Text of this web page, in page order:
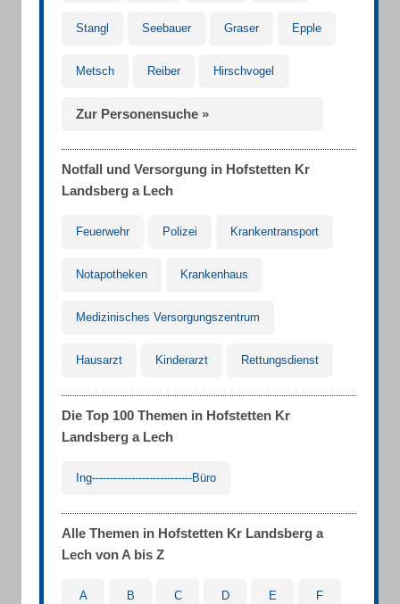
Stangl Seebauer Graser Epple
Metsch Reiber Hirschvogel
Zur Personensuche »
Notfall und Versorgung in Hofstetten Kr
Landsberg a Lech
Feuerwehr Polizei Krankentransport
Notapotheken Krankenhaus
Medizinisches Versorgungszentrum
Hausarzt Kinderarzt Rettungsdienst
Die Top 100 Themen in Hofstetten Kr
Landsberg a Lech
Ing----------------------------Büro
Alle Themen in Hofstetten Kr Landsberg a
Lech von A bis Z
A B C D E F